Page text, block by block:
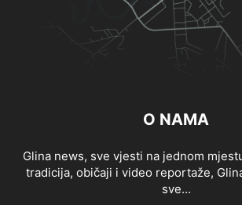
O NAMA
Glina news, sve vjesti na jednom
tradicija, običaji i video reportaže,
sve...